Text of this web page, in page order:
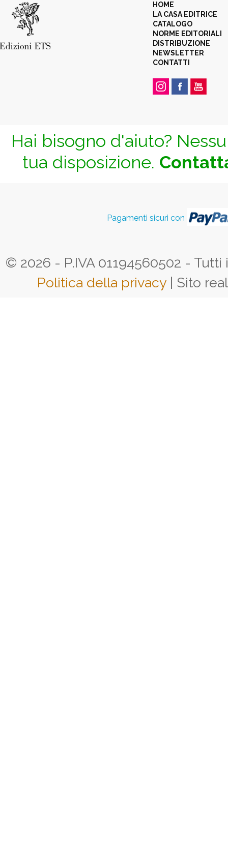
HOME
LA CASA EDITRICE
CATALOGO
NORME EDITORIALI
DISTRIBUZIONE
NEWSLETTER
CONTATTI
Hai bisogno d'aiuto?
tua disposizione.
Pagamenti sicuri con
© 2026 - P.IVA 01194560502 -
Politica della privacy | Sito